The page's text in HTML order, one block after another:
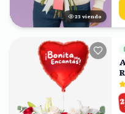
22 viendo